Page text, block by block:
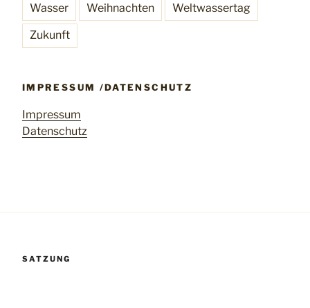
Wasser Weihnachten Weltwassertag
Zukunft
IMPRESSUM /DATENSCHUTZ
Impressum
Datenschutz
SATZUNG